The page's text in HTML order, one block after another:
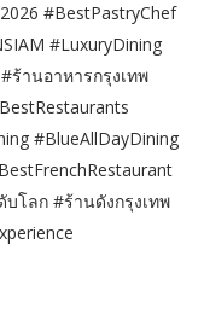
#BestPastryChef
#LuxuryDining
ร้านอาหารกรุงเทพ
#BlueAllDayDining
โลก #ร้านดังกรุงเทพ